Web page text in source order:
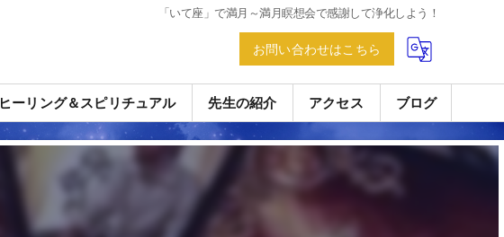
「いて座」で満月～満月瞑想会で感謝して浄化しよう！
お問い合わせはこちら
ヒーリング＆スピリチュアル 先生の紹介 アクセス ブログ